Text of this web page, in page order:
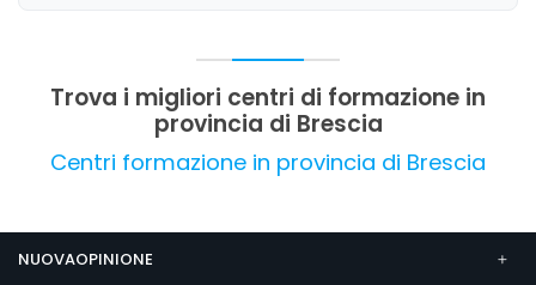
professionale.
Trova i migliori centri di formazione in
provincia di Brescia
Centri formazione in provincia di Brescia
NUOVAOPINIONE